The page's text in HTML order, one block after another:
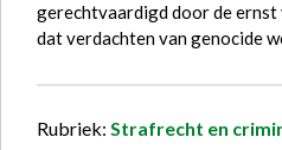
gerechtvaardigd door de ernst
dat verdachten van genocide
Rubriek: Strafrecht en